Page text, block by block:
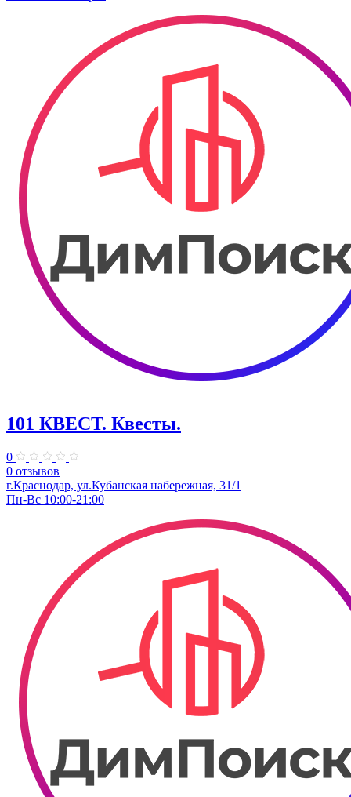
101 КВЕСТ. Квесты.
0
0 отзывов
​г.Краснодар, ул.Кубанская набережная, 31/1
Пн-Вс 10:00-21:00